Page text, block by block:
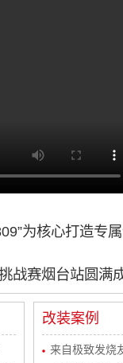
为核心打造专
战赛烟台站圆满
改装案例
来自极致发烧